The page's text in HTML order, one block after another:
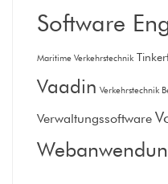
Software
Maritime Verkehrstechnik
Vaadin Verkehrstechnik
Verwaltungssoftware